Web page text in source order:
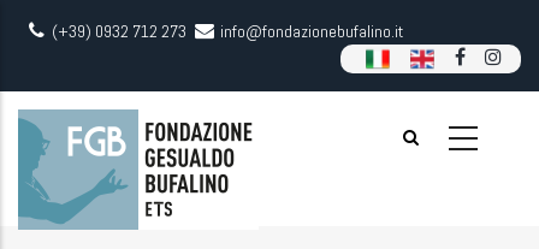
content
(+39) 0932 712 273 info@fondazionebufalino.it